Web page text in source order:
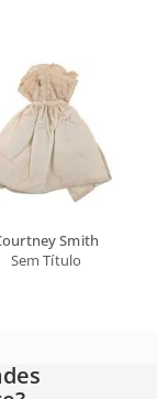
Smith
Sem Título